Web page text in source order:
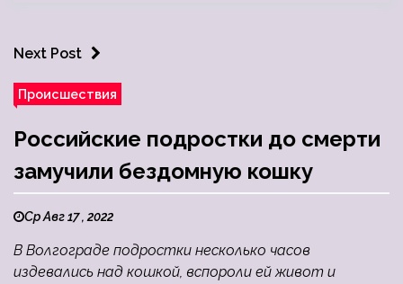
Next Post
Происшествия
Российские подростки до смерти
замучили бездомную кошку
Ср Авг 17 , 2022
В Волгограде подростки несколько часов
издевались над кошкой, вспороли ей живот и